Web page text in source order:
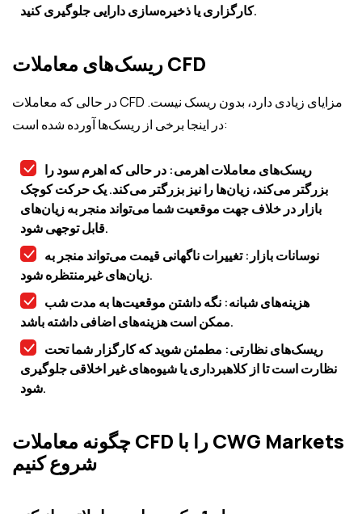
کارگزاری یا ذخیره‌سازی دارایی جلوگیری کنید.
ریسک‌های معاملات CFD
در حالی که معاملات CFD مزایای زیادی دارد، بدون ریسک نیست.
در اینجا برخی از ریسک‌ها آورده شده است:
ریسک‌های معاملات اهرمی: در حالی که اهرم سود را
بزرگتر می‌کند، زیان‌ها را نیز بزرگتر می‌کند. یک حرکت کوچک
بازار در خلاف جهت موقعیت شما می‌تواند منجر به زیان‌های
قابل توجهی شود.
نوسانات بازار: تغییرات ناگهانی قیمت می‌تواند منجر به
زیان‌های غیرمنتظره شود.
هزینه‌های شبانه: نگه داشتن موقعیت‌ها به مدت شب
ممکن است هزینه‌های اضافی داشته باشد.
ریسک‌های نظارتی: مطمئن شوید که کارگزار شما تحت
نظارت است تا از کلاهبرداری یا شیوه‌های غیر اخلاقی جلوگیری
شود.
چگونه معاملات CFD را با CWG Markets
شروع کنیم